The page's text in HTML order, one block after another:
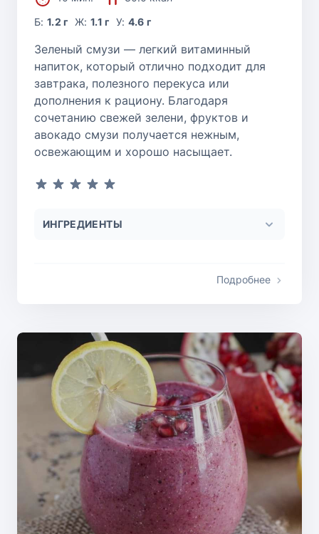
Б:1.2 г Ж: 1.1 г У: 4.6 г
Зеленый смузи — легкий витаминный
напиток, который отлично подходит для
завтрака, полезного перекуса или
дополнения к рациону. Благодаря
сочетанию свежей зелени, фруктов и
авокадо смузи получается нежным,
освежающим и хорошо насыщает.
ИНГРЕДИЕНТЫ
Подробнее